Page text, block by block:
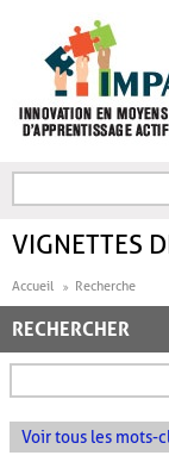
FORMULAIRE DE
VIGNETTES
Accueil Recherche
RECHERCHER
Voir tous les mots-